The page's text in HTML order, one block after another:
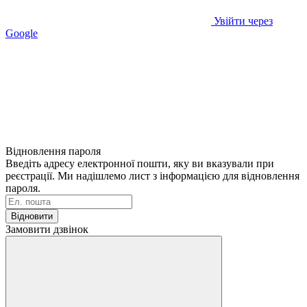
Увійти через
Google
Відновлення пароля
Введіть адресу електронної пошти, яку ви вказували при
реєстрації. Ми надішлемо лист з інформацією для відновлення
пароля.
Відновити
Замовити дзвінок